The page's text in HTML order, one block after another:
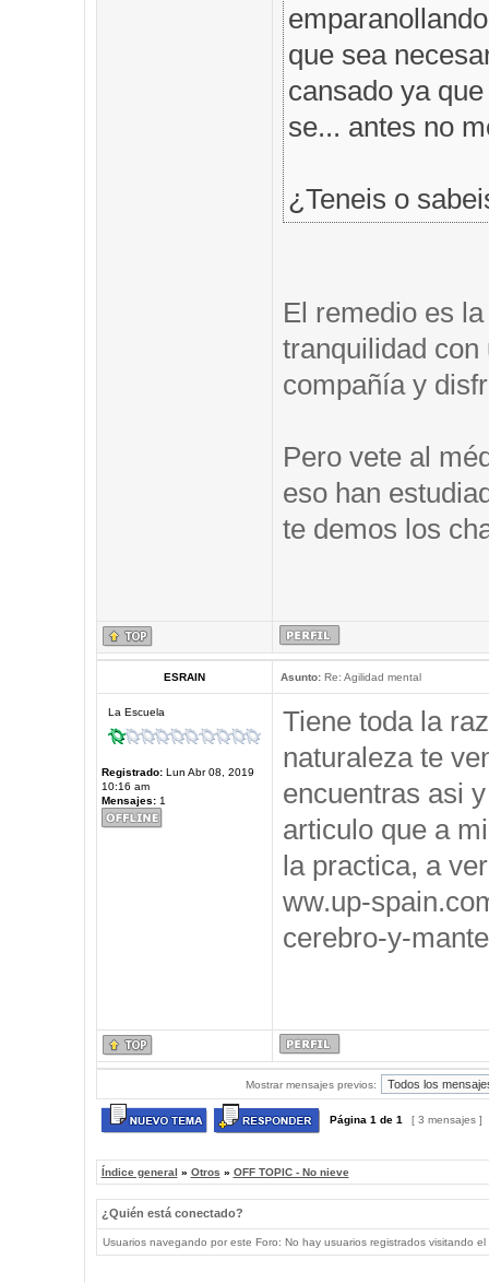
que sea
cansado ya
se... antes no
¿Teneis o
El remedio es
tranquilidad con
compañía y
Pero vete al
eso han
te demos los
ESRAIN Asunto:Re: Agilidad mental
La Escuela
Registrado:Lun Abr 08, 2019
10:16 am
Mensajes:1
Tiene toda la
naturaleza te
encuentras asi
articulo que a
la practica, a
ww.up-
cerebro-y-
Mostrar mensajes previos:
Página 1 de 1 [ 3 mensajes ]
Índice general » Otros » OFF TOPIC - No nieve
¿Quién está conectado?
Usuarios navegando por este Foro: No hay usuarios registrados visitando